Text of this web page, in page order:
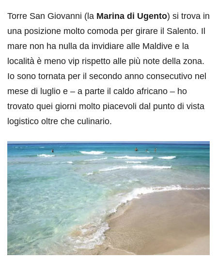
Torre San Giovanni (la Marina di Ugento) si trova in
una posizione molto comoda per girare il Salento. Il
mare non ha nulla da invidiare alle Maldive e la
località è meno vip rispetto alle più note della zona.
Io sono tornata per il secondo anno consecutivo nel
mese di luglio e – a parte il caldo africano – ho
trovato quei giorni molto piacevoli dal punto di vista
logistico oltre che culinario.